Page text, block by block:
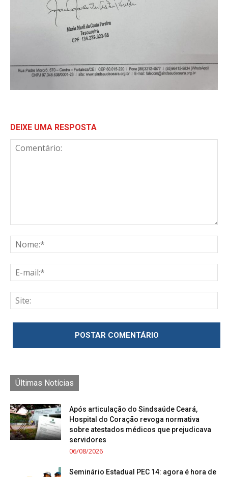
DEIXE UMA RESPOSTA
Últimas Notícias
Após articulação do Sindsaúde Ceará,
Hospital do Coração revoga normativa
sobre atestados médicos que prejudicava
servidores
06/08/2026
Seminário Estadual PEC 14: agora é hora de